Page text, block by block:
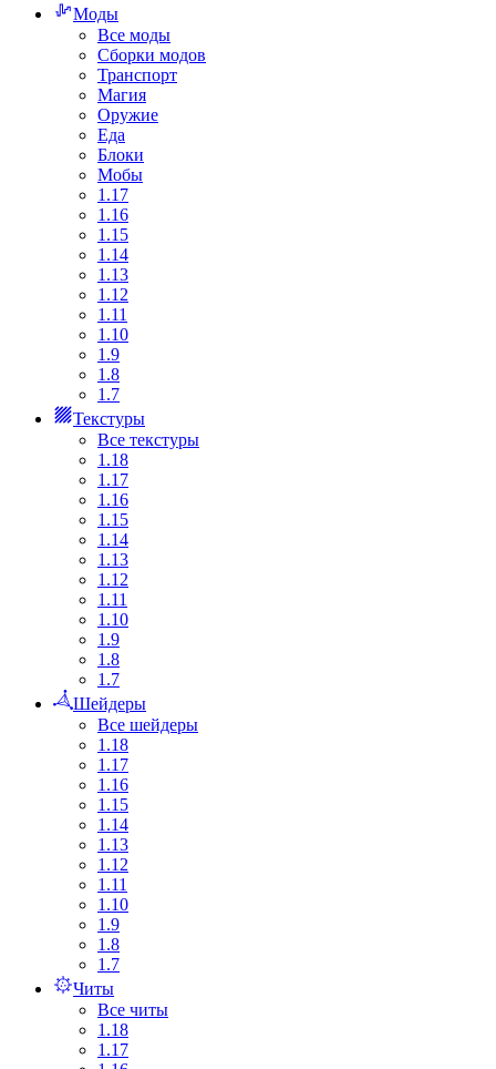
Моды
Все моды
Сборки модов
Транспорт
Магия
Оружие
Еда
Блоки
Мобы
1.17
1.16
1.15
1.14
1.13
1.12
1.11
1.10
1.9
1.8
1.7
Текстуры
Все текстуры
1.18
1.17
1.16
1.15
1.14
1.13
1.12
1.11
1.10
1.9
1.8
1.7
Шейдеры
Все шейдеры
1.18
1.17
1.16
1.15
1.14
1.13
1.12
1.11
1.10
1.9
1.8
1.7
Читы
Все читы
1.18
1.17